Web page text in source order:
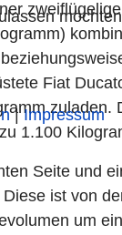
Fiat
zuladen.
1.100
Seite und
ist von
um
|Impressum